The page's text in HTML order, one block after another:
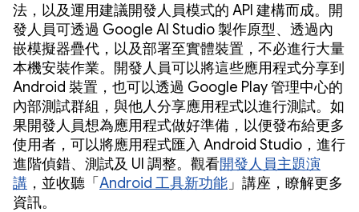
法，以及運用建議開發人員模式的 API 建構而成。開
發人員可透過 Google AI Studio 製作原型、透過內
嵌模擬器疊代，以及部署至實體裝置，不必進行大量
本機安裝作業。開發人員可以將這些應用程式分享到
Android 裝置，也可以透過 Google Play 管理中心的
內部測試群組，與他人分享應用程式以進行測試。如
果開發人員想為應用程式做好準備，以便發布給更多
使用者，可以將應用程式匯入 Android Studio，進行
進階偵錯、測試及 UI 調整。觀看開發人員主題演
講 ，並收聽「 Android 工具新功能 」講座，瞭解更多
資訊。